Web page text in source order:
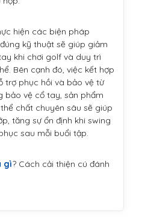
hiện các biện pháp
đúng kỹ thuật sẽ giúp giảm
khi chơi golf và duy trì
Bên cạnh đó, việc kết hợp
trợ phục hồi và bảo vệ từ
bảo vệ cổ tay, sản phẩm
chất chuyên sâu sẽ giúp
tăng sự ổn định khi swing
sau mỗi buổi tập.
gì? Cách cải thiện cú đánh